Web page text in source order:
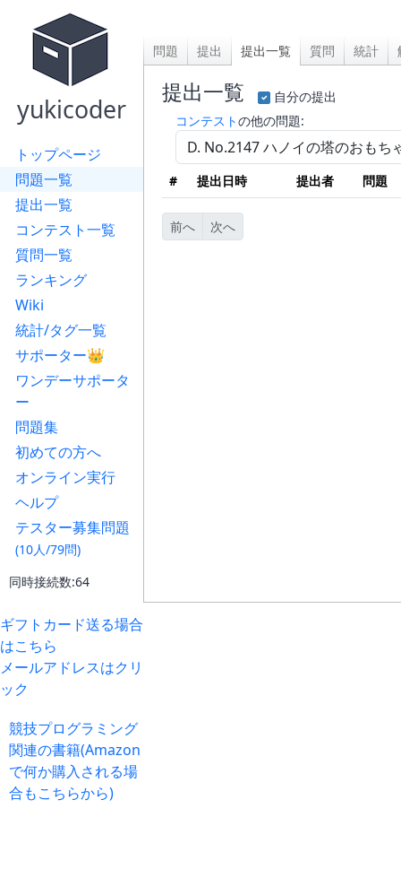
yukicoder
トップページ
問題一覧
提出一覧
コンテスト一覧
質問一覧
ランキング
Wiki
統計/タグ一覧
サポーター👑
ワンデーサポータ
ー
問題集
初めての方へ
オンライン実行
ヘルプ
テスター募集問題
(10人/79問)
同時接続数:64
ギフトカード送る場合
はこちら
メールアドレスはクリ
ック
競技プログラミング
関連の書籍(Amazon
で何か購入される場
合もこちらから)
問題 提出 提出一覧 質問 統計
提出一覧
自分の提出
コンテストの他の問題:
# 提出日時 提出者 問題
前へ 次へ